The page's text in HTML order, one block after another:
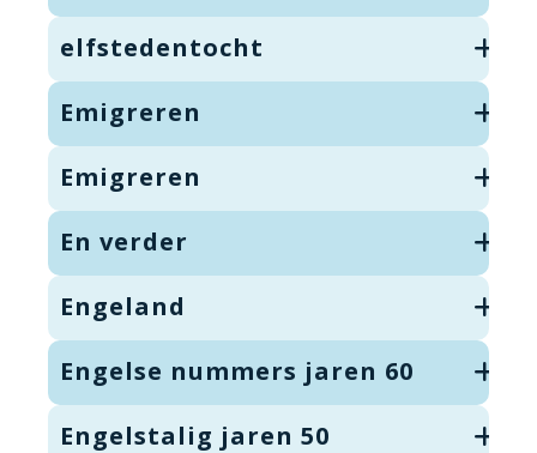
elfstedentocht
Emigreren
Emigreren
En verder
Engeland
Engelse nummers jaren 60
Engelstalig jaren 50